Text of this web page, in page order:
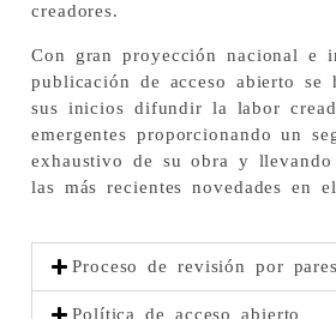
creadores.
Con gran proyección nacional e
publicación de acceso abierto se
sus inicios difundir la labor
emergentes proporcionando un
exhaustivo de su obra y
las más recientes novedades en
Proceso de revisión por pares
Política de acceso abierto